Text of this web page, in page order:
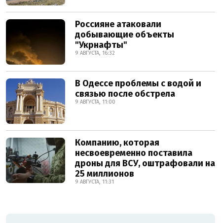
Россияне атаковали
добывающие объекты
"Укрнафты"
9 АВГУСТА, 16:32
В Одессе проблемы с водой и
связью после обстрела
9 АВГУСТА, 11:00
Компанию, которая
несвоевременно поставила
дроны для ВСУ, оштрафовали на
25 миллионов
9 АВГУСТА, 11:31